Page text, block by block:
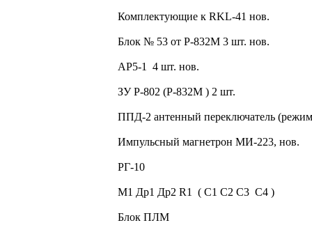
Комплектующие к RKL-41 нов.
Блок № 53 от Р-832М 3 шт. нов.
АР5-1 4 шт. нов.
ЗУ Р-802 (Р-832М ) 2 шт.
ППД-2 антенный переключатель
Импульсный магнетрон МИ-223, нов.
РГ-10
М1 Др1 Др2 R1 ( С1 С2 С3 С4 )
Блок ПЛМ